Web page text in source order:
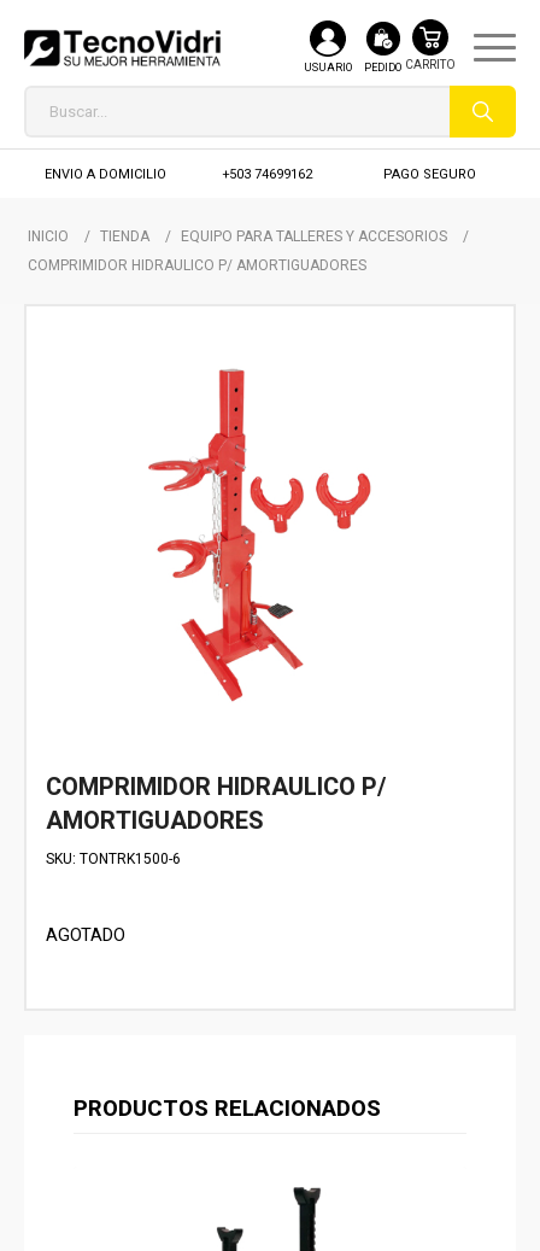
USUARIO PEDIDO
ENVIO A DOMICILIO +503 74699162 PAGO SEGURO
INICIO / TIENDA / EQUIPO PARA TALLERES Y ACCESORIOS
/
COMPRIMIDOR HIDRAULICO P/ AMORTIGUADORES
COMPRIMIDOR HIDRAULICO P/
AMORTIGUADORES
SKU: TONTRK1500-6
AGOTADO
PRODUCTOS RELACIONADOS